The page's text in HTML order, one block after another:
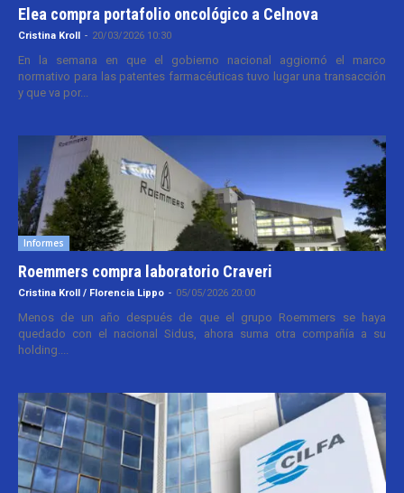
Elea compra portafolio oncológico a Celnova
Cristina Kroll - 20/03/2026 10:30
En la semana en que el gobierno nacional aggiornó el marco
normativo para las patentes farmacéuticas tuvo lugar una transacción
y que va por...
Informes
Roemmers compra laboratorio Craveri
Cristina Kroll / Florencia Lippo - 05/05/2026 20:00
Menos de un año después de que el grupo Roemmers se haya
quedado con el nacional Sidus, ahora suma otra compañía a su
holding....